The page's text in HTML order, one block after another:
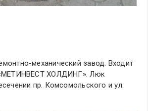
механический завод. Входит
«МЕТИНВЕСТ ХОЛДИНГ». Люк
пр. Комсомольского и ул.